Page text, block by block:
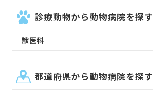
診療動物から動物病院を探す
獣医科
都道府県から動物病院を探す